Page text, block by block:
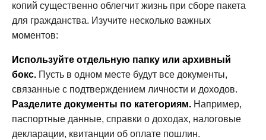
копий существенно облегчит жизнь при сборе пакета
для гражданства. Изучите несколько важных
моментов:
Используйте отдельную папку или архивный
бокс. Пусть в одном месте будут все документы,
связанные с подтверждением личности и доходов.
Разделите документы по категориям. Например,
паспортные данные, справки о доходах, налоговые
декларации, квитанции об оплате пошлин.